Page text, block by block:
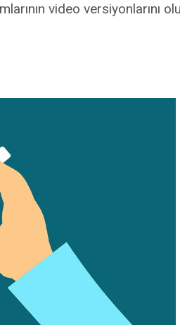
video versiyonlarını